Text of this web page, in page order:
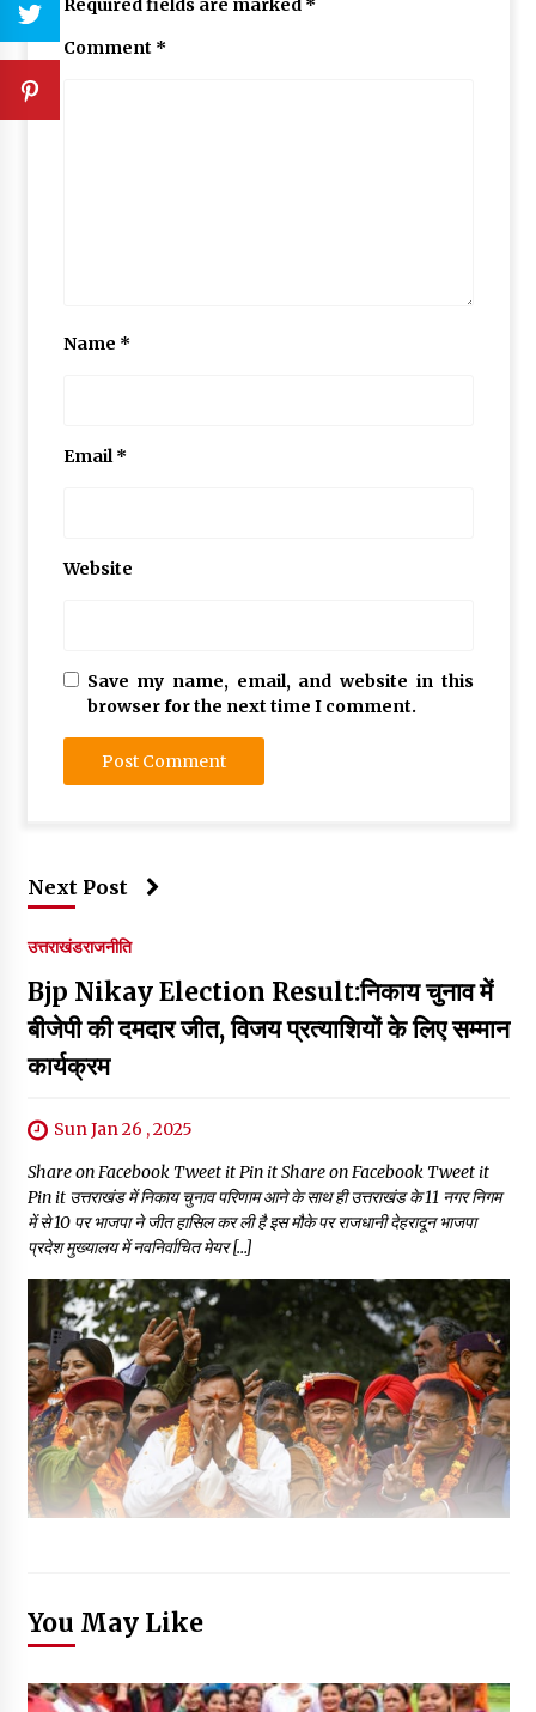
Required fields are marked *
Comment *
Name *
Email*
Website
Save my name, email, and website in this
browser for the next time I comment.
Next Post
उत्तराखंडराजनीति
Bjp Nikay Election Result:निकाय चुनाव में
बीजेपी की दमदार जीत, विजय प्रत्याशियों के लिए सम्मान
कार्यक्रम
Sun Jan 26 , 2025
Share on Facebook Tweet it Pin it Share on Facebook Tweet it
Pin it उत्तराखंड में निकाय चुनाव परिणाम आने के साथ ही उत्तराखंड के 11 नगर निगम
में से 10 पर भाजपा ने जीत हासिल कर ली है इस मौके पर राजधानी देहरादून भाजपा
प्रदेश मुख्यालय में नवनिर्वाचित मेयर […]
You May Like